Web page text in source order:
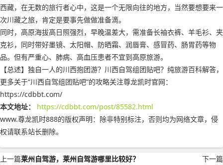
西藏，在无数的旅行者心中，这是一个无限向往的地方，当然要想要来一
次川藏之旅，肯定是要事先做做准备滴。
同时，高原海拔高日照强烈，早晚温差大，需准备长袖衣裤、羊毛衫、夹
克衫，同时带好墨镜、太阳帽、防晒霜、润唇膏、感冒药、肠胃药等物
品。但有严重心、肺病、高血压患者不宜到高原旅游。
【总述】独自一人的川西抱团游？川西自驾组团贴吧？纯旅游百科解答，
更多关于“川西自驾组团贴吧”的攻略关注尊龙凯时官网：
https://cdbbt.com/
本文地址：
https://cdbbt.com/post/85582.html
www.尊龙凯时888的版权声明： 除非特别标注，否则均为网络文章，侵
权请联系站长删除。
上一篇莱州自驾游，莱州自驾游哪里比较好？ 下一篇